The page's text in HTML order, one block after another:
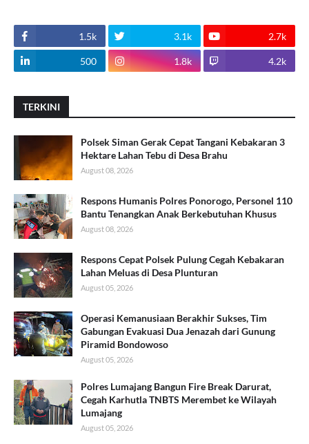
1.5k 3.1k 2.7k
500 1.8k 4.2k
TERKINI
Polsek Siman Gerak Cepat Tangani Kebakaran 3
Hektare Lahan Tebu di Desa Brahu
August 08, 2026
Respons Humanis Polres Ponorogo, Personel 110
Bantu Tenangkan Anak Berkebutuhan Khusus
August 08, 2026
Respons Cepat Polsek Pulung Cegah Kebakaran
Lahan Meluas di Desa Plunturan
August 05, 2026
Operasi Kemanusiaan Berakhir Sukses, Tim
Gabungan Evakuasi Dua Jenazah dari Gunung
Piramid Bondowoso
August 05, 2026
Polres Lumajang Bangun Fire Break Darurat,
Cegah Karhutla TNBTS Merembet ke Wilayah
Lumajang
August 05, 2026